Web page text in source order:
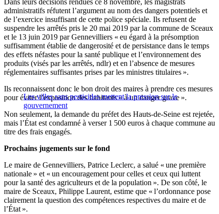
Dans leurs décisions rendues ce 8 novembre, les magistrats
administratifs réfutent l’argument au nom des dangers potentiels et
de l’exercice insuffisant de cette police spéciale. Ils refusent de
suspendre les arrêtés pris le 20 mai 2019 par la commune de Sceaux
et le 13 juin 2019 par Gennevilliers « eu égard à la présomption
suffisamment établie de dangerosité et de persistance dans le temps
des effets néfastes pour la santé publique et l’environnement des
produits (visés par les arrêtés, ndlr) et en l’absence de mesures
réglementaires suffisantes prises par les ministres titulaires ».
Les villes sans pesticides mettent la pression sur le
gouvernement
Ils reconnaissent donc le bon droit des maires à prendre ces mesures
pour éviter l’exposition des habitants « à un danger grave ».
Non seulement, la demande du préfet des Hauts-de-Seine est rejetée,
mais l’État est condamné à verser 1 500 euros à chaque commune au
titre des frais engagés.
Prochains jugements sur le fond
Le maire de Gennevilliers, Patrice Leclerc, a salué « une première
nationale » et « un encouragement pour celles et ceux qui luttent
pour la santé des agriculteurs et de la population ». De son côté, le
maire de Sceaux, Philippe Laurent, estime que « l’ordonnance pose
clairement la question des compétences respectives du maire et de
l’État ».